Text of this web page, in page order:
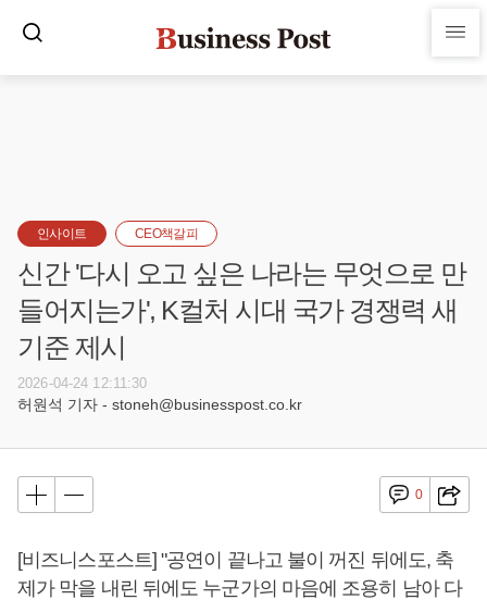
인사이트 CEO책갈피
신간 '다시 오고 싶은 나라는 무엇으로 만
들어지는가', K컬처 시대 국가 경쟁력 새
기준 제시
2026-04-24 12:11:30
허원석 기자 - stoneh@businesspost.co.kr
0
[비즈니스포스트] "공연이 끝나고 불이 꺼진 뒤에도, 축
제가 막을 내린 뒤에도 누군가의 마음에 조용히 남아 다